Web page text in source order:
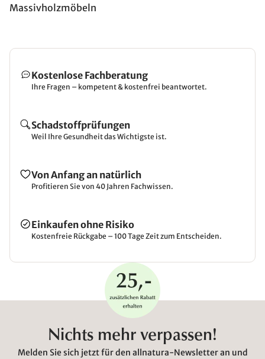
Massivholzmöbeln
Kostenlose Fachberatung
Ihre Fragen – kompetent & kostenfrei beantwortet.
Schadstoffprüfungen
Weil Ihre Gesundheit das Wichtigste ist.
Von Anfang an natürlich
Profitieren Sie von 40 Jahren Fachwissen.
Einkaufen ohne Risiko
Kostenfreie Rückgabe – 100 Tage Zeit zum Entscheiden.
Nichts mehr verpassen!
Melden Sie sich jetzt für den allnatura-Newsletter an und